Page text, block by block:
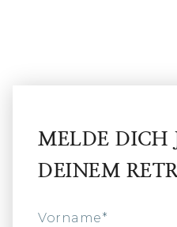
MELDE DICH
DEINEM
Vorname*